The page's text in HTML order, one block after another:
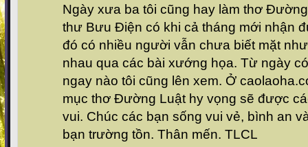
Ngày xưa ba tôi cũng hay làm thơ
thư Bưu Điện có khi cả tháng mới nhận
đó có nhiều người vẫn chưa biết mặt
nhau qua các bài xướng họa. Từ ngày
ngay nào tôi cũng lên xem. Ở
mục thơ Đường Luật hy vọng sẽ được
vui. Chúc các bạn sống vui vẻ, bình an
bạn trường tồn. Thân mến. TLCL